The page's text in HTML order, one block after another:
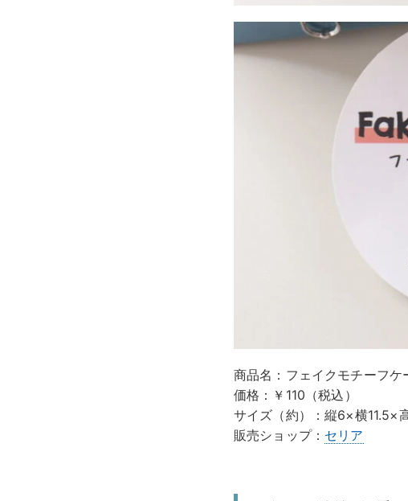
商品名：フェイクモチーフケ
価格：￥110（税込）
サイズ（約）：縦6×横11.5×
販売ショップ： セリア